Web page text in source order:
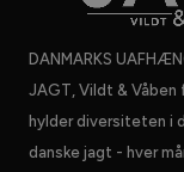
DANMARKS
JAGT, Vildt & Våben
hylder diversiteten i
danske jagt - hver